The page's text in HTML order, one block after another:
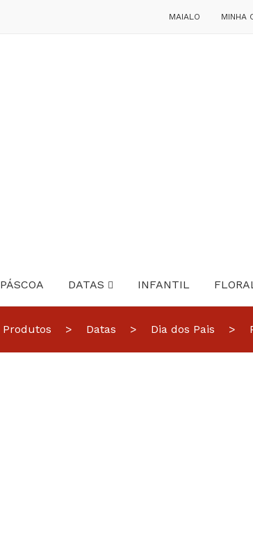
MAIALO MINHA
PÁSCOA DATAS INFANTIL
Produtos > Datas > Dia dos Pais >